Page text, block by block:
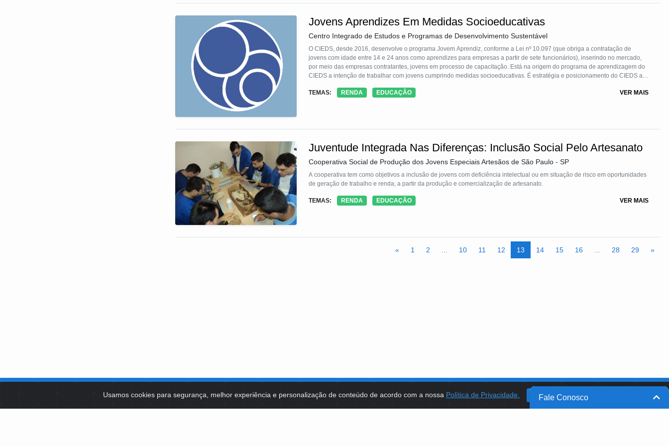
Usamos cookies para segurança, melhor experiência e personalização de conteúdo de acordo com a nossa Política de Privacidade. OK
do 1º Encontro Territorial da Juventude Pataxó. Ambas as iniciativas fizeram o uso de metodologias interativas e
educativo estruturante em todas as fases do processo, e cujas atividades tiveram por suporte o conhecimento da realidade, a
Jovens Aprendizes Em Medidas Socioeducativas
Centro Integrado de Estudos e Programas de Desenvolvimento Sustentável
O CIEDS, desde 2016, desenvolve o programa Jovem Aprendiz, conforme a Lei nº 10.097 (que obriga a contratação de
jovens com idade entre 14 e 24 anos como aprendizes para empresas a partir de sete funcionários), inserindo no mercado,
por meio das empresas contratantes, jovens em processo de capacitação. Está na origem do programa de aprendizagem do
CIEDS a intenção de trabalhar com jovens cumprindo medidas socioeducativas. É estratégia e posicionamento do CIEDS a
emprego é a oportunidade de também trabalhar a inserção de jovens em medida socioeducativa.
TEMAS: RENDA EDUCAÇÃO VER MAIS
Juventude Integrada Nas Diferenças: Inclusão Social Pelo Artesanato
Cooperativa Social de Produção dos Jovens Especiais Artesãos de São Paulo - SP
A cooperativa tem como objetivos a inclusão de jovens com deficiência intelectual ou em situação de risco em oportunidades
de geração de trabalho e renda, a partir da produção e comercialização de artesanato.
TEMAS: RENDA EDUCAÇÃO VER MAIS
« 1 2 10 11 12 13 14 15 16 28 29 »
Fale Conosco
PLATAFORMA DE TECNOLOGIAS IDENTIDADE VISUAL BANCO DO BRASIL